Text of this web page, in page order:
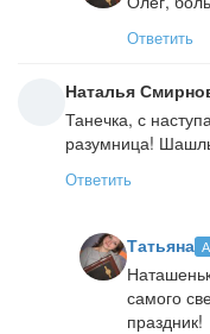
Ответить
Наталья
Танечка, с
разумница!
Ответить
Татьяна
самого
праздник!